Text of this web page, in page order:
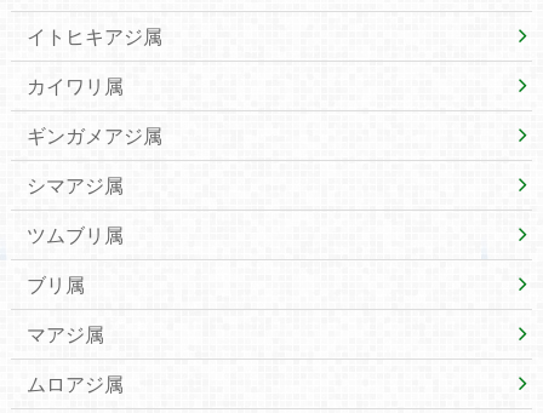
イトヒキアジ属
カイワリ属
ギンガメアジ属
シマアジ属
ツムブリ属
ブリ属
マアジ属
ムロアジ属